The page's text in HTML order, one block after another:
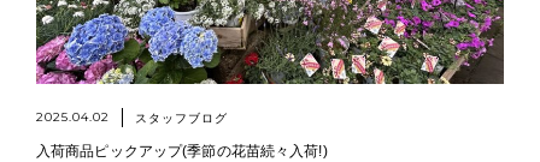
2025.04.02 スタッフブログ
入荷商品ピックアップ(季節の花苗続々入荷!)